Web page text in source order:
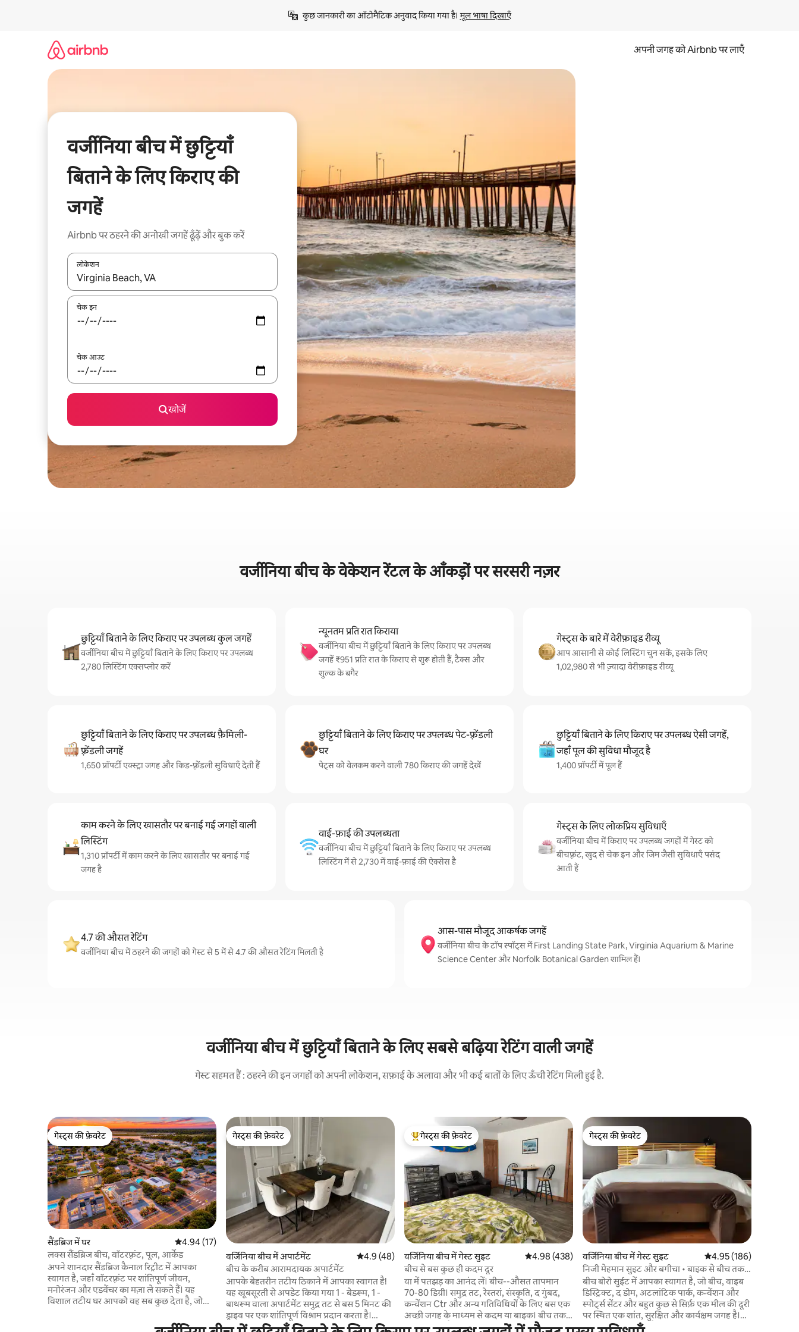
कुछ जानकारी का ऑटोमैटिक अनुवाद किया गया है। मूल भाषा दिखाएँ
अपनी जगह को Airbnb पर लाएँ
वर्जीनिया बीच में छुट्टियाँ
बिताने के लिए किराए की
जगहें
Airbnb पर ठहरने की अनोखी जगहें ढूँढ़ें और बुक करें
लोकेशन
नतीजों के उपलब्ध होने पर, अप और डाउन 'ऐरो की' का इस्तेमाल करके नेविगेट करें या टच या फिर स्वाइप जेस्चर का इस्तेमाल करके एक्सप्लोर करें।
चेक इन
चेक आउट
खोजें
वर्जीनिया बीच के वेकेशन रेंटल के आँकड़ों पर सरसरी नज़र
छुट्टियाँ बिताने के लिए किराए पर उपलब्ध कुल जगहें
वर्जीनिया बीच में छुट्टियाँ बिताने के लिए किराए पर उपलब्ध
2,780 लिस्टिंग एक्सप्लोर करें
न्यूनतम प्रति रात किराया
वर्जीनिया बीच में छुट्टियाँ बिताने के लिए किराए पर उपलब्ध
जगहें ₹951 प्रति रात के किराए से शुरू होती हैं, टैक्स और
शुल्क के बगैर
गेस्ट्स के बारे में वेरीफ़ाइड रीव्यू
आप आसानी से कोई लिस्टिंग चुन सकें, इसके लिए
1,02,980 से भी ज़्यादा वेरीफ़ाइड रीव्यू
छुट्टियाँ बिताने के लिए किराए पर उपलब्ध फ़ैमिली-
फ़्रेंडली जगहें
1,650 प्रॉपर्टी एक्स्ट्रा जगह और किड-फ़्रेंडली सुविधाएँ देती हैं
छुट्टियाँ बिताने के लिए किराए पर उपलब्ध पेट-फ़्रेंडली
घर
पेट्स को वेलकम करने वाली 780 किराए की जगहें देखें
छुट्टियाँ बिताने के लिए किराए पर उपलब्ध ऐसी जगहें,
जहाँ पूल की सुविधा मौजूद है
1,400 प्रॉपर्टी में पूल हैं
काम करने के लिए खासतौर पर बनाई गई जगहों वाली
लिस्टिंग
1,310 प्रॉपर्टी में काम करने के लिए खासतौर पर बनाई गई
जगह है
वाई-फ़ाई की उपलब्धता
वर्जीनिया बीच में छुट्टियाँ बिताने के लिए किराए पर उपलब्ध
लिस्टिंग में से 2,730 में वाई-फ़ाई की ऐक्सेस है
गेस्ट्स के लिए लोकप्रिय सुविधाएँ
वर्जीनिया बीच में किराए पर उपलब्ध जगहों में गेस्ट को
बीचफ़्रंट, खुद से चेक इन और जिम जैसी सुविधाएँ पसंद
आती हैं
4.7 की औसत रेटिंग
वर्जीनिया बीच में ठहरने की जगहों को गेस्ट से 5 में से 4.7 की औसत रेटिंग मिलती है
आस-पास मौजूद आकर्षक जगहें
वर्जीनिया बीच के टॉप स्पॉट्स में First Landing State Park, Virginia Aquarium & Marine
Science Center और Norfolk Botanical Garden शामिल हैं।
वर्जीनिया बीच में छुट्टियाँ बिताने के लिए सबसे बढ़िया रेटिंग वाली जगहें
गेस्ट सहमत हैं : ठहरने की इन जगहों को अपनी लोकेशन, सफ़ाई के अलावा और भी कई बातों के लिए ऊँची रेटिंग मिली हुई है.
गेस्ट्स की फ़ेवरेट
गेस्ट्स की फ़ेवरेट
सैंडब्रिज में घर औसत रेटिंग 5 में से 4.94, 17 समीक्षाएँ
4.94 (17)
लक्स सैंडब्रिज बीच, वॉटरफ़्रंट, पूल, आर्केड
अपने शानदार सैंडब्रिज कैनाल रिट्रीट में आपका
स्वागत है, जहाँ वॉटरफ़्रंट पर शांतिपूर्ण जीवन,
मनोरंजन और एडवेंचर का मज़ा ले सकते हैं। यह
विशाल तटीय घर आपको वह सब कुछ देता है, जो
जैसे कि निजी पूल, हॉट टब, सूर्योदय के समय कॉफ़ी
गेस्ट्स की फ़ेवरेट
गेस्ट्स की फ़ेवरेट
वर्जिनिया बीच में अपार्टमेंट औसत रेटिंग 5 में से 4.9, 48 समीक्षाएँ
4.9 (48)
बीच के करीब आरामदायक अपार्टमेंट
आपके बेहतरीन तटीय ठिकाने में आपका स्वागत है!
यह खूबसूरती से अपडेट किया गया 1 - बेडरूम, 1 -
बाथरूम वाला अपार्टमेंट समुद्र तट से बस 5 मिनट की
ड्राइव पर एक शांतिपूर्ण विश्राम प्रदान करता है।
खोजने के लिए अंदर जाएँ: • एक चमकीला बेडरूम •
गेस्ट्स का टॉप फ़ेवरेट
गेस्ट्स की फ़ेवरेट
वर्जिनिया बीच में गेस्ट सुइट औसत रेटिंग 5 में से 4.98, 438 समीक्षाएँ
4.98 (438)
बीच से बस कुछ ही कदम दूर
वा में पतझड़ का आनंद लें। बीच--औसत तापमान
70-80 डिग्री। समुद्र तट, रेस्तरां, संस्कृति, द गुंबद,
कन्वेंशन Ctr और अन्य गतिविधियों के लिए बस एक
अच्छी जगह के माध्यम से कदम या बाइक। बीच तक
10 मिनट की पैदल दूरी या बाइक से जाएँ (7 छोटे
गेस्ट्स की फ़ेवरेट
गेस्ट्स की फ़ेवरेट
वर्जिनिया बीच में गेस्ट सुइट औसत रेटिंग 5 में से 4.95,
4.95 (186)
निजी मेहमान सुइट और बगीचा • बाइक से बीच तक
जाएँ!
बीच बोरो सुईट में आपका स्वागत है, जो बीच, वाइब
डिस्ट्रिक्ट, द डोम, अटलांटिक पार्क, कन्वेंशन और
स्पोर्ट्स सेंटर और बहुत कुछ से सिर्फ़ एक मील की दूरी
पर स्थित एक शांत, सुरक्षित और कार्यक्षम जगह है।
अपने खुद के आँगन, गैराज गेम रूम और अपने निजी